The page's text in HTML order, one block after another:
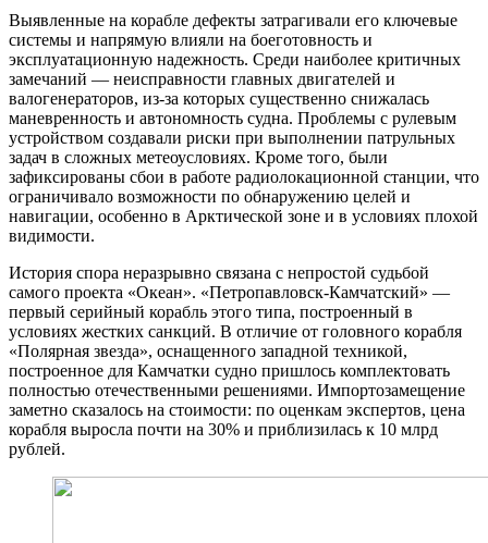
Выявленные на корабле дефекты затрагивали его ключевые
системы и напрямую влияли на боеготовность и
эксплуатационную надежность. Среди наиболее критичных
замечаний — неисправности главных двигателей и
валогенераторов, из‑за которых существенно снижалась
маневренность и автономность судна. Проблемы с рулевым
устройством создавали риски при выполнении патрульных
задач в сложных метеоусловиях. Кроме того, были
зафиксированы сбои в работе радиолокационной станции, что
ограничивало возможности по обнаружению целей и
навигации, особенно в Арктической зоне и в условиях плохой
видимости.
История спора неразрывно связана с непростой судьбой
самого проекта «Океан». «Петропавловск‑Камчатский» —
первый серийный корабль этого типа, построенный в
условиях жестких санкций. В отличие от головного корабля
«Полярная звезда», оснащенного западной техникой,
построенное для Камчатки судно пришлось комплектовать
полностью отечественными решениями. Импортозамещение
заметно сказалось на стоимости: по оценкам экспертов, цена
корабля выросла почти на 30% и приблизилась к 10 млрд
рублей.